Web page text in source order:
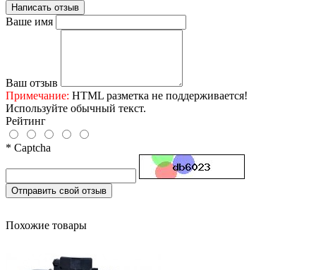
Написать отзыв
Ваше имя
Ваш отзыв
Примечание: HTML разметка не поддерживается!
Используйте обычный текст.
Рейтинг
* Captcha
Отправить свой отзыв
Похожие товары